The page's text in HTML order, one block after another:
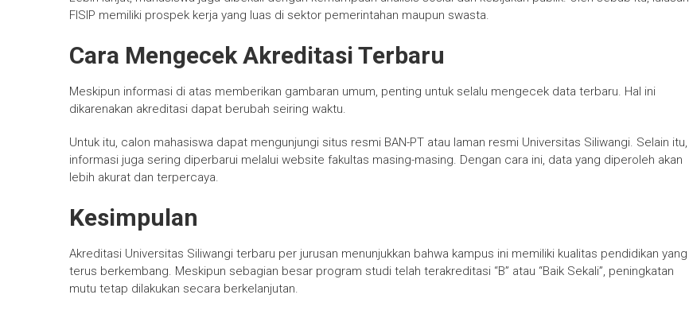
FISIP memiliki prospek kerja yang luas di sektor pemerintahan maupun swasta.
Cara Mengecek Akreditasi Terbaru
Meskipun informasi di atas memberikan gambaran umum, penting untuk selalu mengecek data terbaru. Hal ini
dikarenakan akreditasi dapat berubah seiring waktu.
Untuk itu, calon mahasiswa dapat mengunjungi situs resmi BAN-PT atau laman resmi Universitas Siliwangi. Selain itu,
informasi juga sering diperbarui melalui website fakultas masing-masing. Dengan cara ini, data yang diperoleh akan
lebih akurat dan terpercaya.
Kesimpulan
Akreditasi Universitas Siliwangi terbaru per jurusan menunjukkan bahwa kampus ini memiliki kualitas pendidikan yang
terus berkembang. Meskipun sebagian besar program studi telah terakreditasi “B” atau “Baik Sekali”, peningkatan
mutu tetap dilakukan secara berkelanjutan.